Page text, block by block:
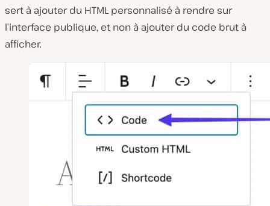
sert à ajouter du HTML personnalisé à rendre sur
l’interface publique, et non à ajouter du code brut à
afficher.